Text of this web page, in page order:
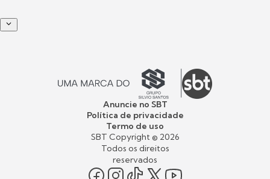
Anuncie no SBT
Política de privacidade
Termo de uso
SBT Copyright © 2026
Todos os direitos
reservados